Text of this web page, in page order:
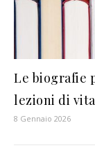
Le biografie
lezioni di vita
8 Gennaio 2026